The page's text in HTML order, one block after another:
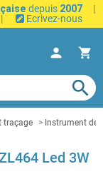
depuis 2007
|
| Ecrivez-nous
person shopping_cart
search
traçage Instrument de
Led 3W